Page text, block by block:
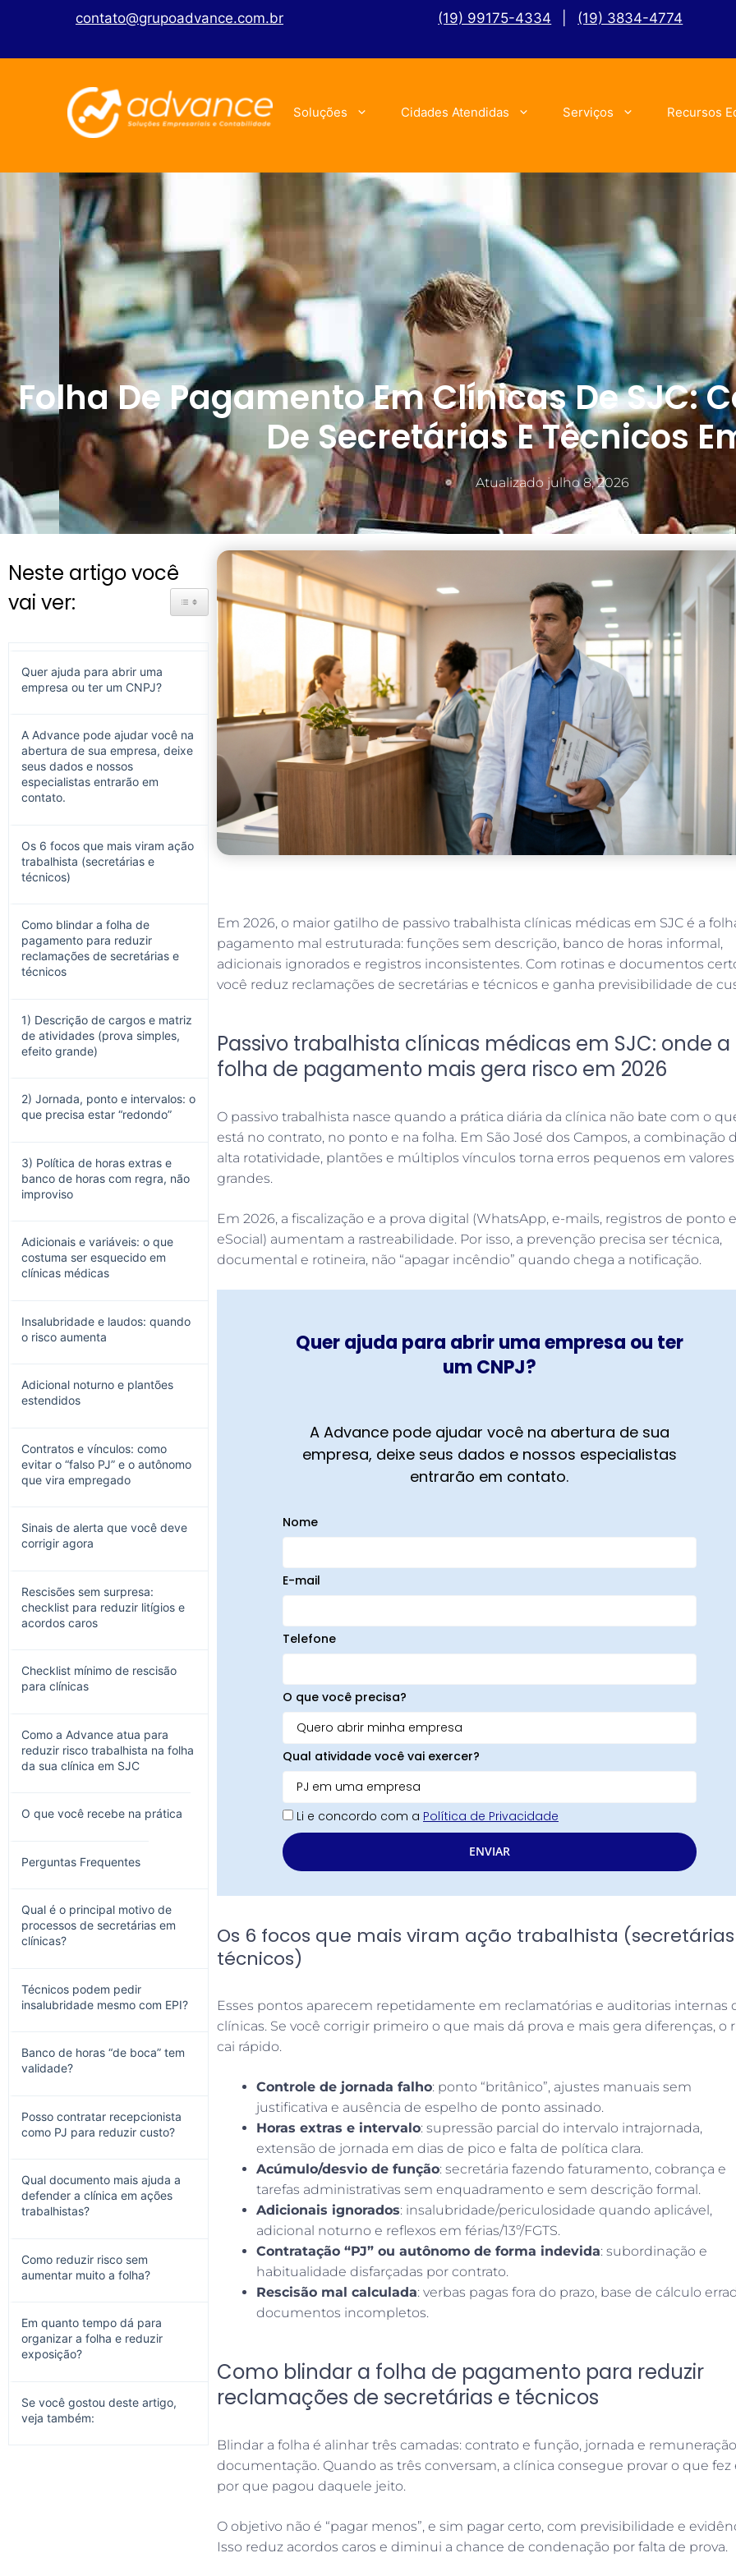
contato@grupoadvance.com.br (19) 99175-4334 (19) 3834-4774
Soluções Cidades Atendidas Serviços Recursos
Folha De Pagamento Em Clínicas De SJC:
De Secretárias E Técnicos
Atualizado julho 8, 2026
Neste artigo você
vai ver:
Toggle Table of Content
Quer ajuda para abrir uma
empresa ou ter um CNPJ?
A Advance pode ajudar você na
abertura de sua empresa, deixe
seus dados e nossos
especialistas entrarão em
contato.
Os 6 focos que mais viram ação
trabalhista (secretárias e
técnicos)
Como blindar a folha de
pagamento para reduzir
reclamações de secretárias e
técnicos
1) Descrição de cargos e matriz
de atividades (prova simples,
efeito grande)
2) Jornada, ponto e intervalos: o
que precisa estar “redondo”
3) Política de horas extras e
banco de horas com regra, não
improviso
Adicionais e variáveis: o que
costuma ser esquecido em
clínicas médicas
Insalubridade e laudos: quando
o risco aumenta
Adicional noturno e plantões
estendidos
Contratos e vínculos: como
evitar o “falso PJ” e o autônomo
que vira empregado
Sinais de alerta que você deve
corrigir agora
Rescisões sem surpresa:
checklist para reduzir litígios e
acordos caros
Checklist mínimo de rescisão
para clínicas
Como a Advance atua para
reduzir risco trabalhista na folha
da sua clínica em SJC
O que você recebe na prática
Perguntas Frequentes
Qual é o principal motivo de
processos de secretárias em
clínicas?
Técnicos podem pedir
insalubridade mesmo com EPI?
Banco de horas “de boca” tem
validade?
Posso contratar recepcionista
como PJ para reduzir custo?
Qual documento mais ajuda a
defender a clínica em ações
trabalhistas?
Como reduzir risco sem
aumentar muito a folha?
Em quanto tempo dá para
organizar a folha e reduzir
exposição?
Se você gostou deste artigo,
veja também:
Em 2026, o maior gatilho de passivo trabalhista clínicas médicas em SJC é a
pagamento mal estruturada: funções sem descrição, banco de horas informal,
adicionais ignorados e registros inconsistentes. Com rotinas e documentos
você reduz reclamações de secretárias e técnicos e ganha previsibilidade de
Passivo trabalhista clínicas médicas em SJC: onde a
folha de pagamento mais gera risco em 2026
O passivo trabalhista nasce quando a prática diária da clínica não bate com o
está no contrato, no ponto e na folha. Em São José dos Campos, a combinação
alta rotatividade, plantões e múltiplos vínculos torna erros pequenos em valores
grandes.
Em 2026, a fiscalização e a prova digital (WhatsApp, e-mails, registros de ponto e
eSocial) aumentam a rastreabilidade. Por isso, a prevenção precisa ser técnica,
documental e rotineira, não “apagar incêndio” quando chega a notificação.
Quer ajuda para abrir uma empresa ou ter
um CNPJ?
A Advance pode ajudar você na abertura de sua
empresa, deixe seus dados e nossos especialistas
entrarão em contato.
Nome
E-mail
Telefone
O que você precisa?
Qual atividade você vai exercer?
Li e concordo com a Política de Privacidade
ENVIAR
Os 6 focos que mais viram ação trabalhista
técnicos)
Esses pontos aparecem repetidamente em reclamatórias e auditorias internas
clínicas. Se você corrigir primeiro o que mais dá prova e mais gera diferenças, o
cai rápido.
Controle de jornada falho: ponto “britânico”, ajustes manuais sem
justificativa e ausência de espelho de ponto assinado.
Horas extras e intervalo: supressão parcial do intervalo intrajornada,
extensão de jornada em dias de pico e falta de política clara.
Acúmulo/desvio de função: secretária fazendo faturamento, cobrança e
tarefas administrativas sem enquadramento e sem descrição formal.
Adicionais ignorados: insalubridade/periculosidade quando aplicável,
adicional noturno e reflexos em férias/13º/FGTS.
Contratação “PJ” ou autônomo de forma indevida: subordinação e
habitualidade disfarçadas por contrato.
Rescisão mal calculada: verbas pagas fora do prazo, base de cálculo
documentos incompletos.
Como blindar a folha de pagamento para reduzir
reclamações de secretárias e técnicos
Blindar a folha é alinhar três camadas: contrato e função, jornada e
documentação. Quando as três conversam, a clínica consegue provar o que fez
por que pagou daquele jeito.
O objetivo não é “pagar menos”, e sim pagar certo, com previsibilidade e
Isso reduz acordos caros e diminui a chance de condenação por falta de prova.